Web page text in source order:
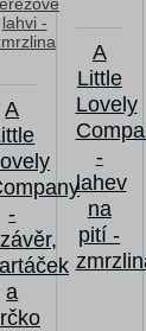
A
-
a
A
Little
Lovely
-
lahev
na
pití -